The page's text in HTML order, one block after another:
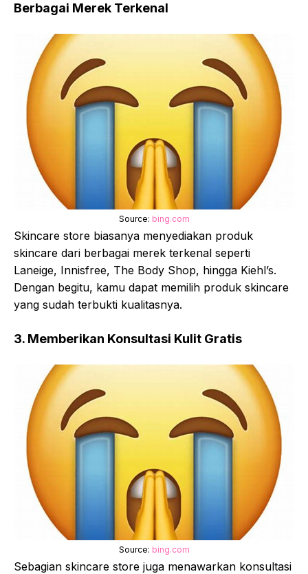
Berbagai Merek Terkenal
Source: bing.com
Skincare store biasanya menyediakan produk
skincare dari berbagai merek terkenal seperti
Laneige, Innisfree, The Body Shop, hingga Kiehl’s.
Dengan begitu, kamu dapat memilih produk skincare
yang sudah terbukti kualitasnya.
3. Memberikan Konsultasi Kulit Gratis
Source: bing.com
Sebagian skincare store juga menawarkan konsultasi